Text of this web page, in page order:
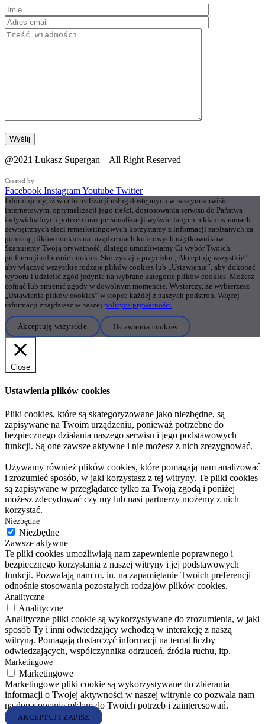
@2021 Łukasz Supergan – All Right Reserved
Created by
Facebook InstagramYoutube Twitter
Informujemy, iż w celu realizacji usług dostępnych w naszym serwisie
internetowym, optymalizacji jego treści, dostosowania serwisu do Państwa
indywidualnych potrzeb oraz personalizacji wyświetlanych reklam w ramach
zewnętrznych sieci remarketingowych korzystamy z informacji zapisanych za
pomocą plików cookies na urządzeniach końcowych użytkowników.
Szanujemy Twoją prywatność, dlatego umożliwiamy Ci wybór Twoich
preferencji odnośnie cookies. Skorzystaj z przycisku „Akceptuję wszystkie”
aby włączyć wszystkie rodzaje plików cookies lub „Ustawienia”, aby dokonać
wyboru i udzielić zgód jedynie na wybrane kategorie plików cookies. Możesz
cofnąć lub zmienić zgody w dowolnym momencie. Wystarczy, że wybierzesz
„Ustawienia plików cookies” w stopce każdej z naszych podstron. Więcej
informacji znajdziesz w naszej polityce prywatności
Akceptuję wszystkie Ustawienia cookies
Close
Ustawienia plików cookies
Pliki cookies, które są skategoryzowane jako niezbędne, są
zapisywane na Twoim urządzeniu, ponieważ potrzebne do
bezpiecznego działania naszego serwisu i jego podstawowych
funkcji. Są one zawsze aktywne i nie możesz z nich zrezygnować.
Używamy również plików cookies, które pomagają nam analizować
i zrozumieć sposób, w jaki korzystasz z tej witryny. Te pliki cookies
są zapisywane w przeglądarce tylko za Twoją zgodą i poniżej
możesz zdecydować czy my lub nasi partnerzy możemy z nich
korzystać.
Niezbędne
Niezbędne
Zawsze aktywne
Te pliki cookies umożliwiają nam zapewnienie poprawnego i
bezpiecznego korzystania z naszej witryny i jej podstawowych
funkcji. Pozwalają nam m. in. na zapamiętanie Twoich preferencji
odnośnie stosowania pozostałych rodzajów plików cookies.
Analityczne
Analityczne
Analityczne pliki cookie są wykorzystywane do zrozumienia, w jaki
sposób Ty i inni odwiedzający wchodzą w interakcję z naszą
witryną. Pomagają dostarczyć informacji na temat liczby
odwiedzających, współczynnika odrzuceń, źródła ruchu, itp.
Marketingowe
Marketingowe
Marketingowe pliki cookie są wykorzystywane do zbierania
informacji o Twojej aktywności w naszej witrynie co pozwala nam
na dopasowanie reklam do Twoich potrzeb i zainteresowań.
AKCEPTUJ I ZAPISZ